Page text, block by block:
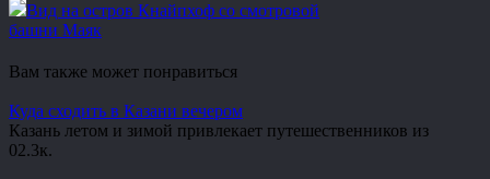
Вид на остров Кнайпхоф со смотровой
башни Маяк
Вам также может понравиться
Куда сходить в Казани вечером
Казань летом и зимой привлекает путешественников из
02.3к.